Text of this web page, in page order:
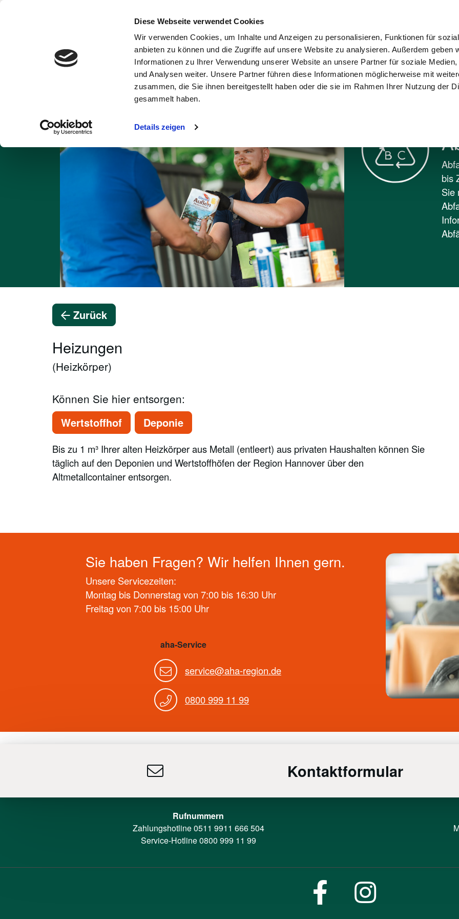
Diese Webseite verwendet Cookies
Wir verwenden Cookies, um Inhalte und Anzeigen zu personalisieren, Funktionen für
anbieten zu können und die Zugriffe auf unsere Website zu analysieren. Außerdem geben
Informationen zu Ihrer Verwendung unserer Website an unsere Partner für soziale Medien,
und Analysen weiter. Unsere Partner führen diese Informationen möglicherweise mit
zusammen, die Sie ihnen bereitgestellt haben oder die sie im Rahmen Ihrer Nutzung der
gesammelt haben.
Details zeigen
Abfälle und
Wertstoffe
Entsorgung und
Recycling Stadtreinigung Umwelt und
Verantwortung
Startseite Abfall ABC
bis
Sie
Zurück
Heizungen
(Heizkörper)
Können Sie hier entsorgen:
Wertstoffhof Deponie
Bis zu 1 m³ Ihrer alten Heizkörper aus Metall (entleert) aus privaten Haushalten können Sie
täglich auf den Deponien und Wertstoffhöfen der Region Hannover über den
Altmetallcontainer entsorgen.
Sie haben Fragen? Wir helfen Ihnen gern.
Unsere Servicezeiten:
Montag bis Donnerstag von 7:00 bis 16:30 Uhr
Freitag von 7:00 bis 15:00 Uhr
aha-Service
service@aha-region.de
0800 999 11 99
Kontaktformular
Rufnummern
Zahlungshotline0511 9911 666 504
Service-Hotline0800 999 11 99